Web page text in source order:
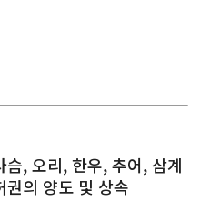
, 오리, 한우, 추어, 삼계
권의 양도 및 상속